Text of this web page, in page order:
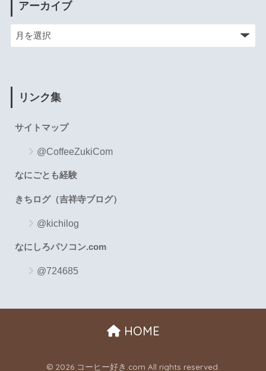
アーカイブ
リンク集
サイトマップ
@CoffeeZukiCom
なにごとも経験
きちログ（吉祥寺ブログ）
@kichilog
なにしろパソコン.com
@724685
HOME
© 2026 コーヒー好き.com All rights reserved.